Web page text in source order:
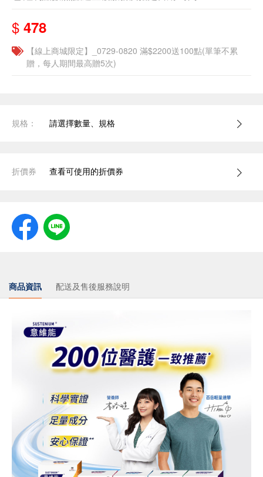
$ 478
【線上商城限定】_0729-0820 滿$2200送100點(單筆不累
贈，每人期間最高贈5次)
規格： 請選擇數量、規格
折價券 查看可使用的折價券
商品資訊 配送及售後服務說明